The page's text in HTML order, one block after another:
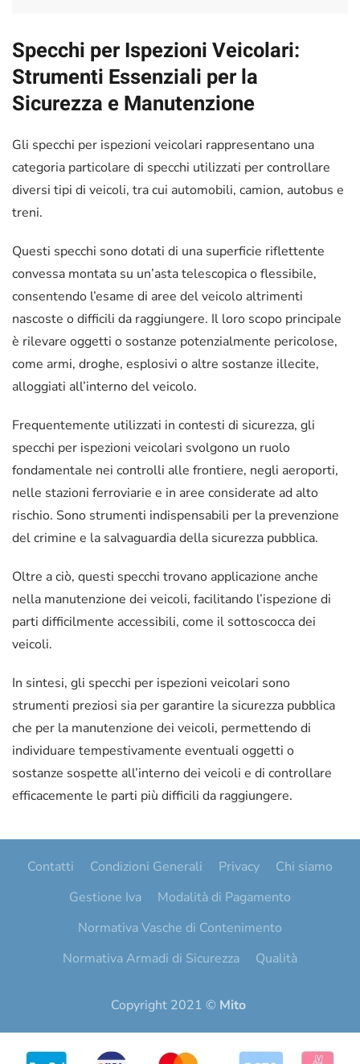
Specchi per Ispezioni Veicolari:
Strumenti Essenziali per la
Sicurezza e Manutenzione
Gli specchi per ispezioni veicolari rappresentano una
categoria particolare di specchi utilizzati per controllare
diversi tipi di veicoli, tra cui automobili, camion, autobus e
treni.
Questi specchi sono dotati di una superficie riflettente
convessa montata su un’asta telescopica o flessibile,
consentendo l’esame di aree del veicolo altrimenti
nascoste o difficili da raggiungere. Il loro scopo principale
è rilevare oggetti o sostanze potenzialmente pericolose,
come armi, droghe, esplosivi o altre sostanze illecite,
alloggiati all’interno del veicolo.
Frequentemente utilizzati in contesti di sicurezza, gli
specchi per ispezioni veicolari svolgono un ruolo
fondamentale nei controlli alle frontiere, negli aeroporti,
nelle stazioni ferroviarie e in aree considerate ad alto
rischio. Sono strumenti indispensabili per la prevenzione
del crimine e la salvaguardia della sicurezza pubblica.
Oltre a ciò, questi specchi trovano applicazione anche
nella manutenzione dei veicoli, facilitando l’ispezione di
parti difficilmente accessibili, come il sottoscocca dei
veicoli.
In sintesi, gli specchi per ispezioni veicolari sono
strumenti preziosi sia per garantire la sicurezza pubblica
che per la manutenzione dei veicoli, permettendo di
individuare tempestivamente eventuali oggetti o
sostanze sospette all’interno dei veicoli e di controllare
efficacemente le parti più difficili da raggiungere.
Contatti Condizioni Generali Privacy
Chi siamo
Gestione Iva
Modalità di Pagamento
Normativa Vasche di Contenimento
Normativa Armadi di Sicurezza
Qualità
Copyright 2021 © Mito